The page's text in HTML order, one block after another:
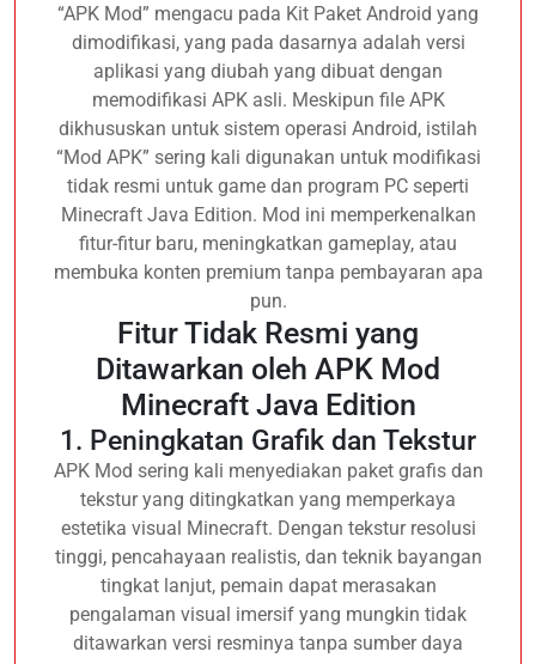
“APK Mod” mengacu pada Kit Paket Android yang
dimodifikasi, yang pada dasarnya adalah versi
aplikasi yang diubah yang dibuat dengan
memodifikasi APK asli. Meskipun file APK
dikhususkan untuk sistem operasi Android, istilah
“Mod APK” sering kali digunakan untuk modifikasi
tidak resmi untuk game dan program PC seperti
Minecraft Java Edition. Mod ini memperkenalkan
fitur-fitur baru, meningkatkan gameplay, atau
membuka konten premium tanpa pembayaran apa
pun.
Fitur Tidak Resmi yang
Ditawarkan oleh APK Mod
Minecraft Java Edition
1. Peningkatan Grafik dan Tekstur
APK Mod sering kali menyediakan paket grafis dan
tekstur yang ditingkatkan yang memperkaya
estetika visual Minecraft. Dengan tekstur resolusi
tinggi, pencahayaan realistis, dan teknik bayangan
tingkat lanjut, pemain dapat merasakan
pengalaman visual imersif yang mungkin tidak
ditawarkan versi resminya tanpa sumber daya